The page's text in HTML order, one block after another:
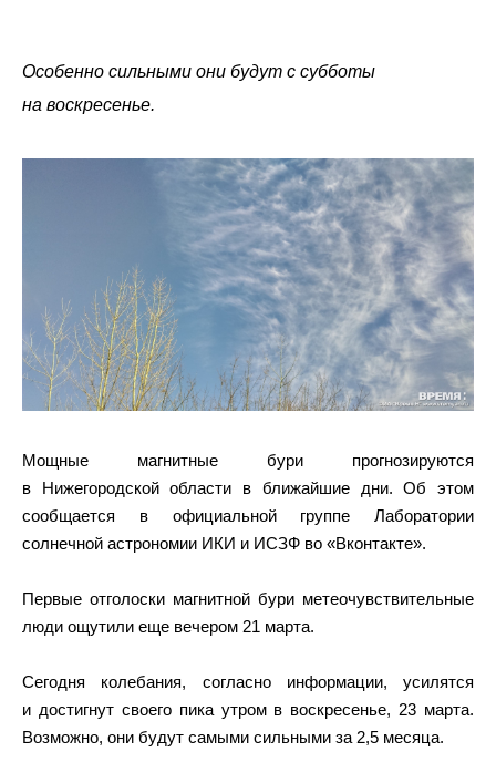
Особенно сильными они будут с субботы
на воскресенье.
Мощные магнитные бури прогнозируются
в Нижегородской области в ближайшие дни. Об этом
сообщается в официальной группе Лаборатории
солнечной астрономии ИКИ и ИСЗФ во «Вконтакте».
Первые отголоски магнитной бури метеочувствительные
люди ощутили еще вечером 21 марта.
Сегодня колебания, согласно информации, усилятся
и достигнут своего пика утром в воскресенье, 23 марта.
Возможно, они будут самыми сильными за 2,5 месяца.